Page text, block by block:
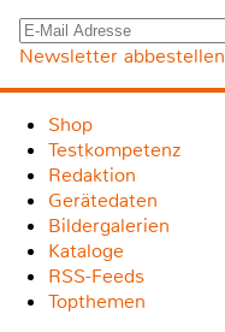
Newsletter abbestellen
Shop
Testkompetenz
Redaktion
Gerätedaten
Bildergalerien
Kataloge
RSS-Feeds
Topthemen